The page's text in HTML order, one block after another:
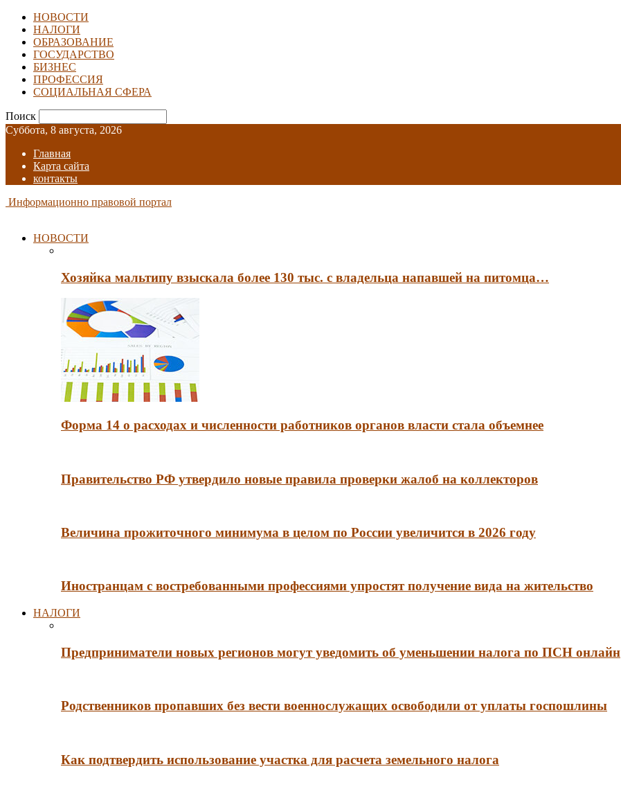
НОВОСТИ
НАЛОГИ
ОБРАЗОВАНИЕ
ГОСУДАРСТВО
БИЗНЕС
ПРОФЕССИЯ
СОЦИАЛЬНАЯ СФЕРА
Поиск
Суббота, 8 августа, 2026
Главная
Карта сайта
контакты
Информационно правовой портал
НОВОСТИ
Хозяйка мальтипу взыскала более 130 тыс. с владельца напавшей на питомца…
Форма 14 о расходах и численности работников органов власти стала объемнее
Правительство РФ утвердило новые правила проверки жалоб на коллекторов
Величина прожиточного минимума в целом по России увеличится в 2026 году
Иностранцам с востребованными профессиями упростят получение вида на жительство
НАЛОГИ
Предприниматели новых регионов могут уведомить об уменьшении налога по ПСН онлайн
Родственников пропавших без вести военнослужащих освободили от уплаты госпошлины
Как подтвердить использование участка для расчета земельного налога